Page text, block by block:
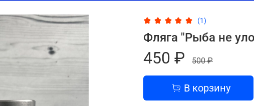
(1)
Фляга "Рыба не
450 ₽ 500 ₽
В корзину